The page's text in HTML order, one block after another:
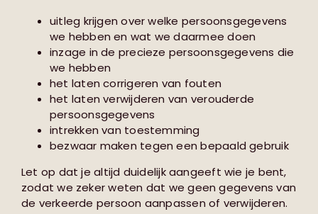
uitleg krijgen over welke persoonsgegevens
we hebben en wat we daarmee doen
inzage in de precieze persoonsgegevens die
we hebben
het laten corrigeren van fouten
het laten verwijderen van verouderde
persoonsgegevens
intrekken van toestemming
bezwaar maken tegen een bepaald gebruik
Let op dat je altijd duidelijk aangeeft wie je bent,
zodat we zeker weten dat we geen gegevens van
de verkeerde persoon aanpassen of verwijderen.